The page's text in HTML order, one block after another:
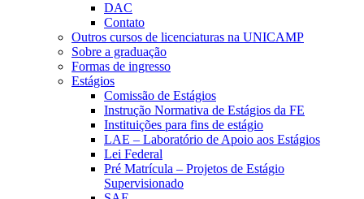
DAC
Contato
Outros cursos de licenciaturas na UNICAMP
Sobre a graduação
Formas de ingresso
Estágios
Comissão de Estágios
Instrução Normativa de Estágios da FE
Instituições para fins de estágio
LAE – Laboratório de Apoio aos Estágios
Lei Federal
Pré Matrícula – Projetos de Estágio
Supervisionado